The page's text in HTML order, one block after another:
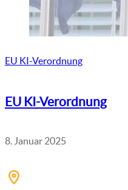
EU KI-Verordnung
EU KI-Verordnung
8. Januar 2025